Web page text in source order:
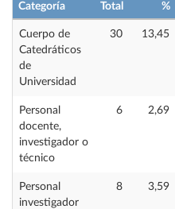
Categoría Total %
Cuerpo de
Catedráticos
de
Universidad
30 13,45
Personal
docente,
investigador o
técnico
6 2,69
Personal
investigador
8 3,59